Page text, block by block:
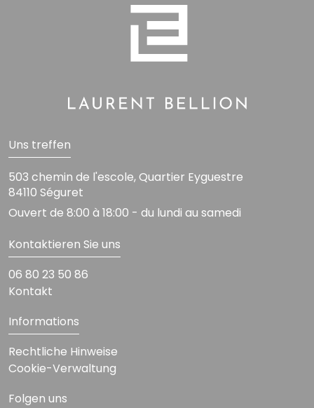
Uns treffen
503 chemin de l'escole, Quartier Eyguestre
84110 Séguret
Ouvert de 8:00 à 18:00 - du lundi au samedi
Kontaktieren Sie uns
06 80 23 50 86
Kontakt
Informations
Rechtliche Hinweise
Cookie-Verwaltung
Folgen uns